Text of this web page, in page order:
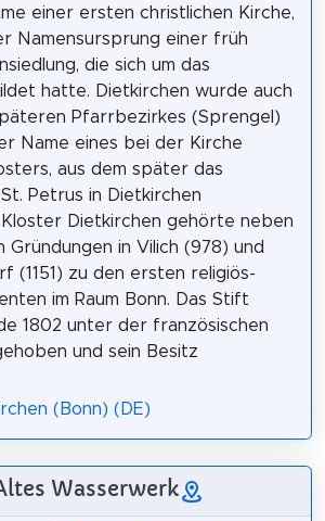
einer ersten christlichen Kirche,
Namensursprung einer früh
die sich um das
hatte. Dietkirchen wurde auch
Pfarrbezirkes (Sprengel)
Name eines bei der Kirche
aus dem später das
Petrus in Dietkirchen
Dietkirchen gehörte neben
Gründungen in Vilich (978) und
(1151) zu den ersten religiös-
im Raum Bonn. Das Stift
1802 unter der französischen
und sein Besitz
(Bonn) (DE)
Wasserwerk